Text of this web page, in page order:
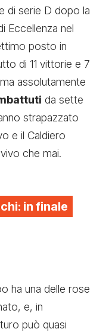
di serie D dopo la
Eccellenza nel
posto in
di 11 vittorie e 7
assolutamente
da sette
strapazzato
e il Caldiero
che mai.
in finale
ha una delle rose
e, in
può quasi